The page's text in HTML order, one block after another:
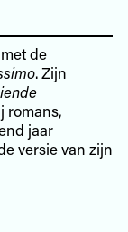
de
. Zijn
romans,
jaar
versie van zijn